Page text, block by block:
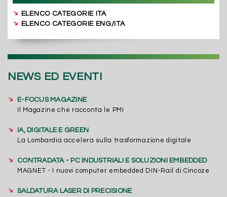
➔ ELENCO CATEGORIE ITA
➔ ELENCO CATEGORIE ENG/ITA
NEWS ED EVENTI
➔
E-FOCUS MAGAZINE
Il Magazine che racconta le PMI
➔
IA, DIGITALE E GREEN
La Lombardia accelera sulla trasformazione digitale
➔
CONTRADATA - PC INDUSTRIALI E SOLUZIONI EMBEDDED
MAGNET - I nuovi computer embedded DIN-Rail di Cincoze
➔
SALDATURA LASER DI PRECISIONE